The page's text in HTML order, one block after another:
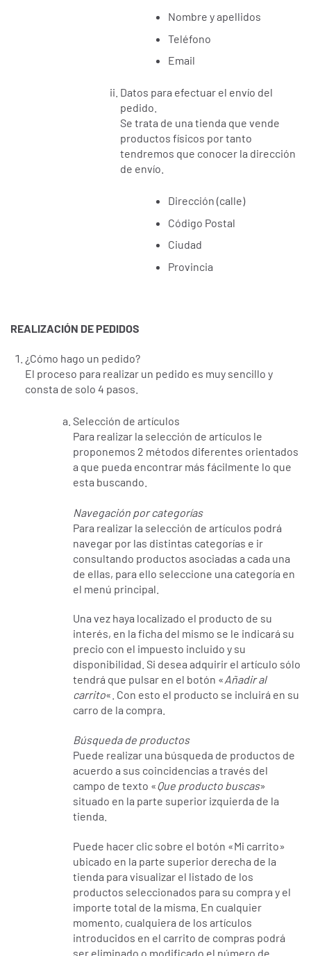
Nombre y apellidos
Teléfono
Email
Datos para efectuar el envío del
pedido.
Se trata de una tienda que vende
productos físicos por tanto
tendremos que conocer la dirección
de envío.
Dirección (calle)
Código Postal
Ciudad
Provincia
REALIZACIÓN DE PEDIDOS
¿Cómo hago un pedido?
El proceso para realizar un pedido es muy sencillo y
consta de solo 4 pasos.
Selección de artículos
Para realizar la selección de artículos le
proponemos 2 métodos diferentes orientados
a que pueda encontrar más fácilmente lo que
esta buscando.
Navegación por categorías
Para realizar la selección de artículos podrá
navegar por las distintas categorías e ir
consultando productos asociadas a cada una
de ellas, para ello seleccione una categoría en
el menú principal.
Una vez haya localizado el producto de su
interés, en la ficha del mismo se le indicará su
precio con el impuesto incluido y su
disponibilidad. Si desea adquirir el artículo sólo
tendrá que pulsar en el botón «Añadir al
carrito«. Con esto el producto se incluirá en su
carro de la compra.
Búsqueda de productos
Puede realizar una búsqueda de productos de
acuerdo a sus coincidencias a través del
campo de texto «Que producto buscas»
situado en la parte superior izquierda de la
tienda.
Puede hacer clic sobre el botón «Mi carrito»
ubicado en la parte superior derecha de la
tienda para visualizar el listado de los
productos seleccionados para su compra y el
importe total de la misma. En cualquier
momento, cualquiera de los artículos
introducidos en el carrito de compras podrá
ser eliminado o modificado el número de